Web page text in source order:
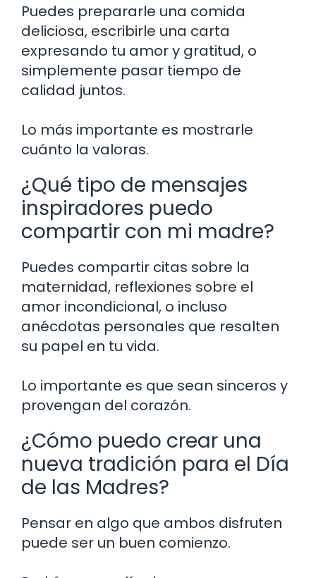
Puedes prepararle una comida
deliciosa, escribirle una carta
expresando tu amor y gratitud, o
simplemente pasar tiempo de
calidad juntos.
Lo más importante es mostrarle
cuánto la valoras.
¿Qué tipo de mensajes
inspiradores puedo
compartir con mi madre?
Puedes compartir citas sobre la
maternidad, reflexiones sobre el
amor incondicional, o incluso
anécdotas personales que resalten
su papel en tu vida.
Lo importante es que sean sinceros y
provengan del corazón.
¿Cómo puedo crear una
nueva tradición para el Día
de las Madres?
Pensar en algo que ambos disfruten
puede ser un buen comienzo.